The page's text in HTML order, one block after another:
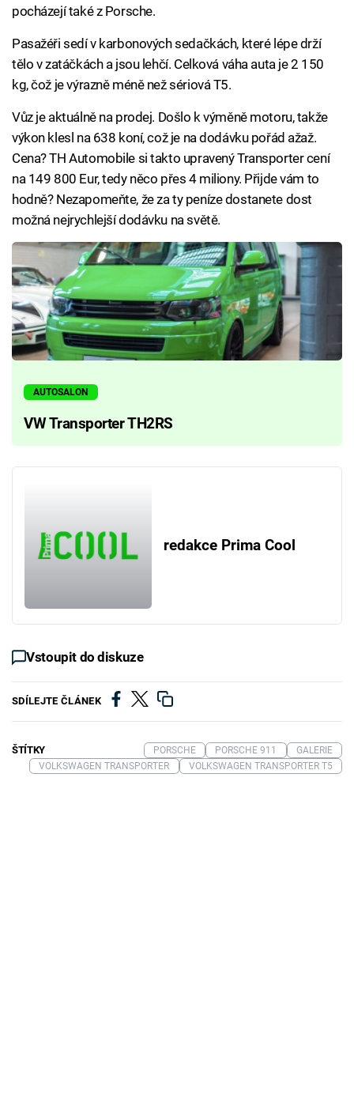
pocházejí také z Porsche.
Pasažéři sedí v karbonových sedačkách, které lépe drží
tělo v zatáčkách a jsou lehčí. Celková váha auta je 2 150
kg, čož je výrazně méně než sériová T5.
Vůz je aktuálně na prodej. Došlo k výměně motoru, takže
výkon klesl na 638 koní, což je na dodávku pořád ažaž.
Cena? TH Automobile si takto upravený Transporter cení
na 149 800 Eur, tedy něco přes 4 miliony. Přijde vám to
hodně? Nezapomeňte, že za ty peníze dostanete dost
možná nejrychlejší dodávku na světě.
AUTOSALON
VW Transporter TH2RS
redakce Prima Cool
Vstoupit do diskuze
SDÍLEJTE ČLÁNEK
ŠTÍTKY PORSCHE PORSCHE 911
GALERIE
VOLKSWAGEN TRANSPORTER
VOLKSWAGEN TRANSPORTER T5